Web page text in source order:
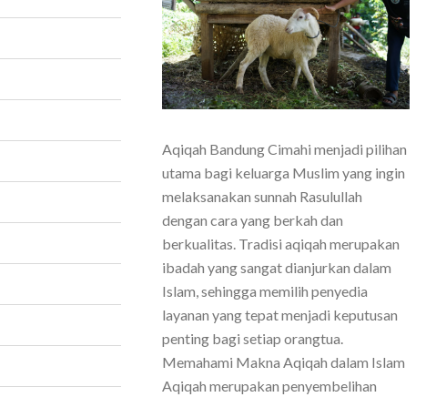
Aqiqah Bandung Cimahi menjadi pilihan
utama bagi keluarga Muslim yang ingin
melaksanakan sunnah Rasulullah
dengan cara yang berkah dan
berkualitas. Tradisi aqiqah merupakan
ibadah yang sangat dianjurkan dalam
Islam, sehingga memilih penyedia
layanan yang tepat menjadi keputusan
penting bagi setiap orangtua.
Memahami Makna Aqiqah dalam Islam
Aqiqah merupakan penyembelihan